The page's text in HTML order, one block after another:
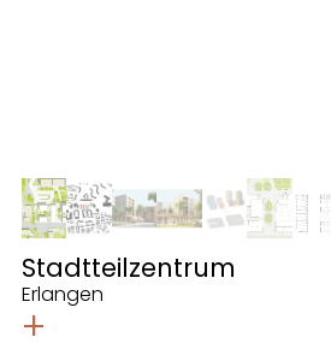
Stadtteilzentrum
Erlangen
+